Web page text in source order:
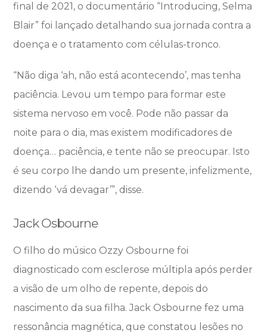
final de 2021, o documentário “Introducing, Selma
Blair” foi lançado detalhando sua jornada contra a
doença e o tratamento com células-tronco.
“Não diga ‘ah, não está acontecendo’, mas tenha
paciência. Levou um tempo para formar este
sistema nervoso em você. Pode não passar da
noite para o dia, mas existem modificadores de
doença… paciência, e tente não se preocupar. Isto
é seu corpo lhe dando um presente, infelizmente,
dizendo ‘vá devagar’”, disse.
Jack Osbourne
O filho do músico Ozzy Osbourne foi
diagnosticado com esclerose múltipla após perder
a visão de um olho de repente, depois do
nascimento da sua filha. Jack Osbourne fez uma
ressonância magnética, que constatou lesões no